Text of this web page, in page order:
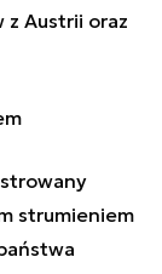
z Austrii oraz
strumieniem